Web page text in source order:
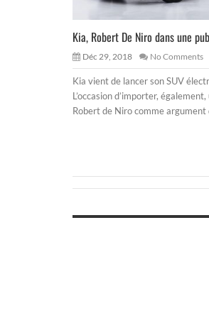
Kia, Robert De Niro dans une
Déc 29, 2018 No Comments
Kia vient de lancer son SUV
L’occasion d’importer,
Robert de Niro comme argument